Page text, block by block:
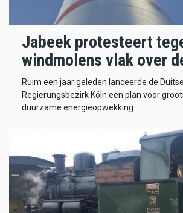
Jabeek protesteert
windmolens vlak over
Ruim een jaar geleden lanceerde de Duitse
Regierungsbezirk Köln een plan voor
duurzame energieopwekking.